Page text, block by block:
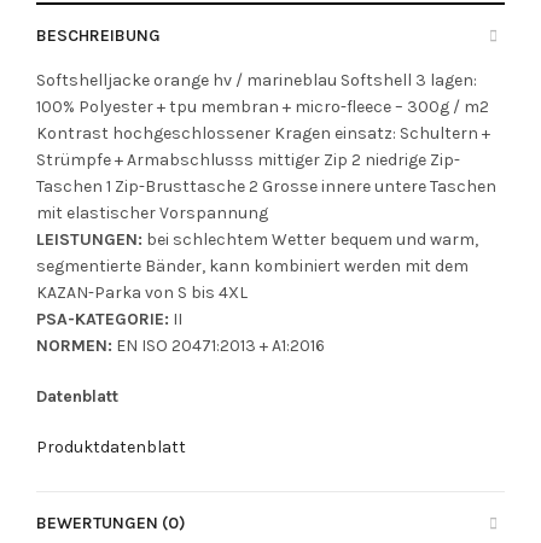
BESCHREIBUNG
Softshelljacke orange hv / marineblau Softshell 3 lagen:
100% Polyester + tpu membran + micro-fleece – 300g / m2
Kontrast hochgeschlossener Kragen einsatz: Schultern +
Strümpfe + Armabschlusss mittiger Zip 2 niedrige Zip-
Taschen 1 Zip-Brusttasche 2 Grosse innere untere Taschen
mit elastischer Vorspannung
LEISTUNGEN: bei schlechtem Wetter bequem und warm,
segmentierte Bänder, kann kombiniert werden mit dem
KAZAN-Parka von S bis 4XL
PSA-KATEGORIE: II
NORMEN: EN ISO 20471:2013 + A1:2016
Datenblatt
Produktdatenblatt
BEWERTUNGEN (0)